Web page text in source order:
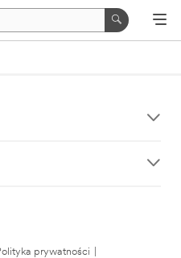
prywatności